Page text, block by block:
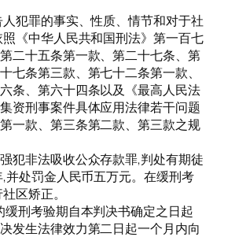
犯罪的事实、性质、情节和对于社
《中华人民共和国刑法》第一百七
二十五条第一款、第二十七条、第
七条第三款、第七十二条第一款、
条、第六十四条以及《最高人民法
资刑事案件具体应用法律若干问题
一款、第三条第二款、第三款之规
犯非法吸收公众存款罪,判处有期徒
并处罚金人民币五万元。在缓刑考
区矫正。
缓刑考验期自本判决书确定之日起
发生法律效力第二日起一个月内向